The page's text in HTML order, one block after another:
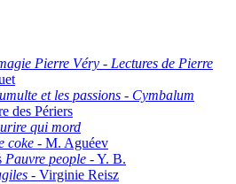
Pierre Véry - Lectures de Pierre
et les passions - Cymbalum
des Périers
qui mord
coke - M. Aguéev
Pauvre people - Y. B.
- Virginie Reisz